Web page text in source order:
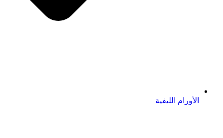
الأورام الليفية